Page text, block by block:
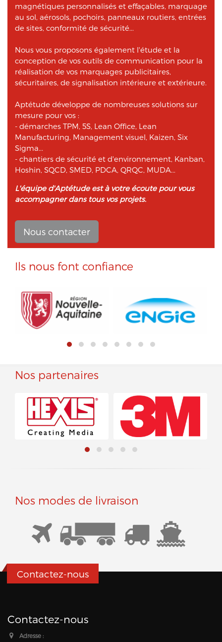
magnétiques personnalisés et effaçables, marquage
au sol, aérosols, pochoirs, panneaux routiers, entrées
de sites, conformité de sécurité...
Nous vous proposons également l'étude et la
conception de vos outils de communication pour la
réalisation de vos marquages publicitaires,
sécuritaires, de signalisation intérieure et extérieure.
Aptétude développe de nombreuses solutions sur
mesure pour vos :
- démarches TPM, 5S, Lean Office, Lean
Manufacturing, Management visuel, Kaizen, Six
Sigma...
- chantiers de sécurité et d'environnement, Kanban,
Hoshin, SQCD, SMED, PDCA, QRQC, MUDA...
L'équipe d'Aptétude est à votre écoute pour vous
accompagner dans tous vos projets.
Nous contacter
Ils nous font confiance
Nos partenaires
Nos modes de livraison
Contactez-nous
Contactez-nous
Adresse :